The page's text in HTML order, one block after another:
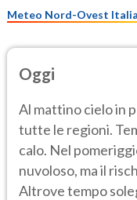
Meteo Nord-Ovest Italia
Oggi
Al mattino cielo in
tutte le regioni.
calo. Nel
nuvoloso, ma il
Altrove tempo